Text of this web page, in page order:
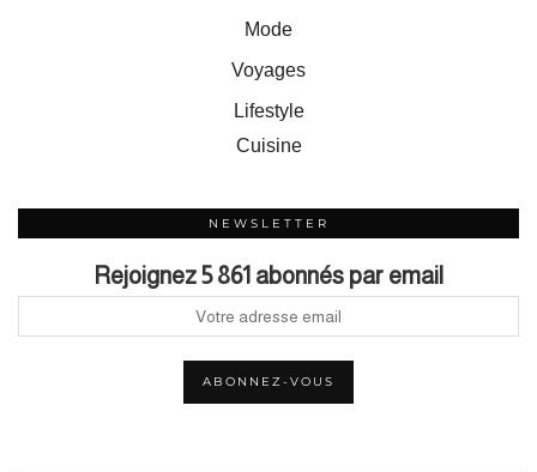
Mode
Voyages
Lifestyle
Cuisine
NEWSLETTER
Rejoignez 5 861 abonnés par email